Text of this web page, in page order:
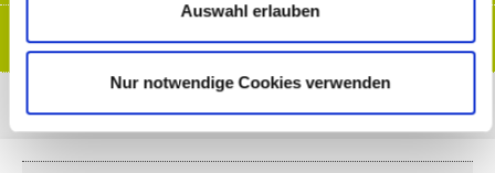
Auswahl erlauben
Nur notwendige Cookies verwenden
Über uns
Jobs